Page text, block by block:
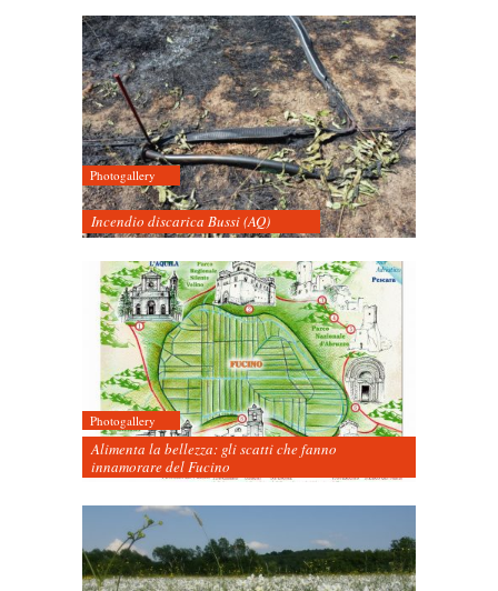
Photogallery
Incendio discarica Bussi (AQ)
Photogallery
Alimenta la bellezza: gli scatti che fanno
innamorare del Fucino